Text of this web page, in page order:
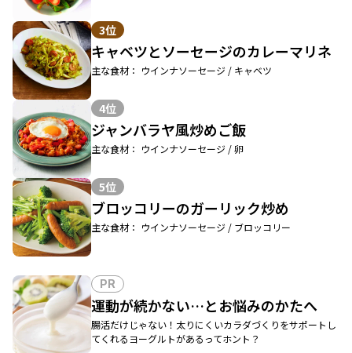
3位
キャベツとソーセージのカレーマリネ
主な食材： ウインナソーセージ / キャベツ
4位
ジャンバラヤ風炒めご飯
主な食材： ウインナソーセージ / 卵
5位
ブロッコリーのガーリック炒め
主な食材： ウインナソーセージ / ブロッコリー
PR
運動が続かない…とお悩みのかたへ
腸活だけじゃない！太りにくいカラダづくりをサポートし
てくれるヨーグルトがあるってホント？